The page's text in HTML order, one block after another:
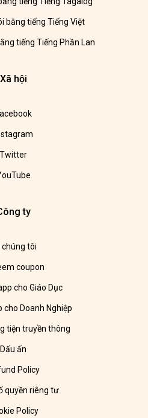
bằng tiếng Tiếng Việt
tiếng Tiếng Phần Lan
Xã hội
Twitter
ty
chúng tôi
coupon
cho Giáo Dục
cho Doanh Nghiệp
tiện truyền thông
Dấu ấn
Policy
quyền riêng tư
Policy